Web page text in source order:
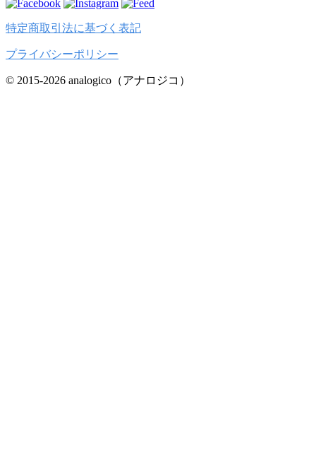
特定商取引法に基づく表記
プライバシーポリシー
© 2015-2026 analogico（アナロジコ）